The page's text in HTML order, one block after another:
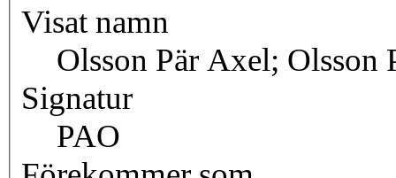
Visat namn
Olsson Pär Axel; Olsson
Signatur
PAO